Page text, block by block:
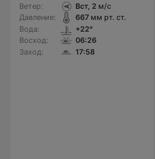
Ветер:
Давление:
Вода:
Восход:
Заход:
Вст, 2 м/с
667мм рт. ст.
+22°
06:26
17:58